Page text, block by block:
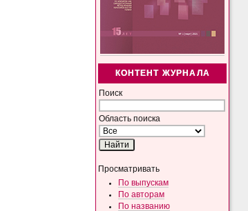
КОНТЕНТ ЖУРНАЛА
Поиск
Область поиска
Просматривать
По выпускам
По авторам
По названию